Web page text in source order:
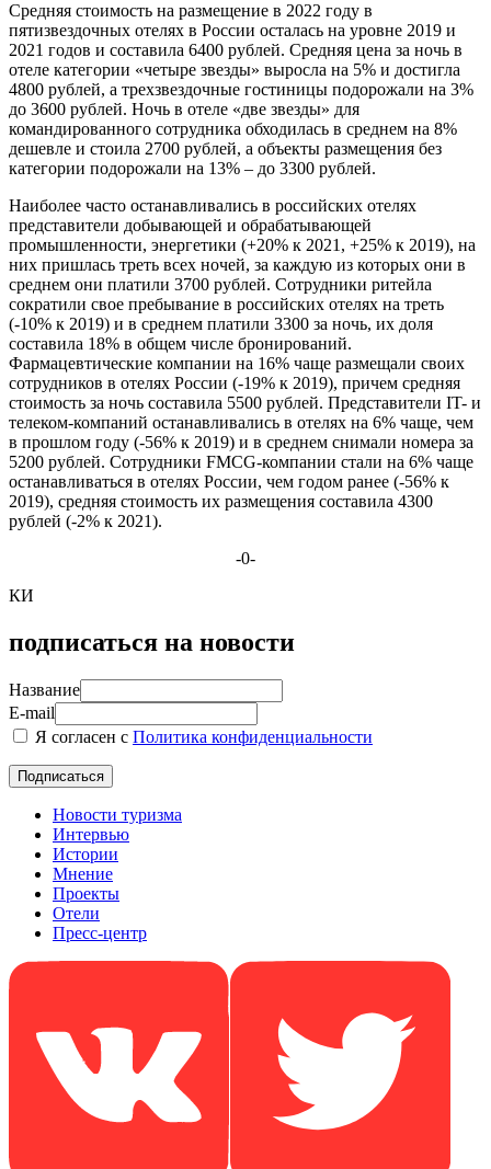
Средняя стоимость на размещение в 2022 году в
пятизвездочных отелях в России осталась на уровне 2019 и
2021 годов и составила 6400 рублей. Средняя цена за ночь в
отеле категории «четыре звезды» выросла на 5% и достигла
4800 рублей, а трехзвездочные гостиницы подорожали на 3%
до 3600 рублей. Ночь в отеле «две звезды» для
командированного сотрудника обходилась в среднем на 8%
дешевле и стоила 2700 рублей, а объекты размещения без
категории подорожали на 13% – до 3300 рублей.
Наиболее часто останавливались в российских отелях
представители добывающей и обрабатывающей
промышленности, энергетики (+20% к 2021, +25% к 2019), на
них пришлась треть всех ночей, за каждую из которых они в
среднем они платили 3700 рублей. Сотрудники ритейла
сократили свое пребывание в российских отелях на треть
(-10% к 2019) и в среднем платили 3300 за ночь, их доля
составила 18% в общем числе бронирований.
Фармацевтические компании на 16% чаще размещали своих
сотрудников в отелях России (-19% к 2019), причем средняя
стоимость за ночь составила 5500 рублей. Представители IT- и
телеком-компаний останавливались в отелях на 6% чаще, чем
в прошлом году (-56% к 2019) и в среднем снимали номера за
5200 рублей. Сотрудники FMCG-компании стали на 6% чаще
останавливаться в отелях России, чем годом ранее (-56% к
2019), средняя стоимость их размещения составила 4300
рублей (-2% к 2021).
-0-
КИ
подписаться на новости
Название
E-mail
Я согласен с Политика конфиденциальности
Новости туризма
Интервью
Истории
Мнение
Проекты
Отели
Пресс-центр